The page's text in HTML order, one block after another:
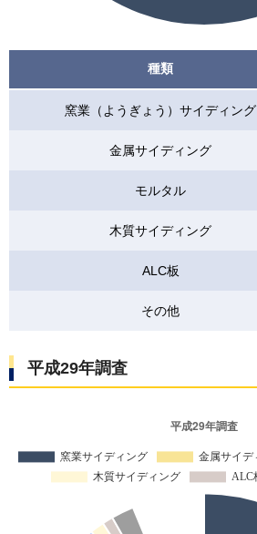
種類
窯業（ようぎょう）サイディング
金属サイディング
モルタル
木質サイディング
ALC板
その他
平成29年調査